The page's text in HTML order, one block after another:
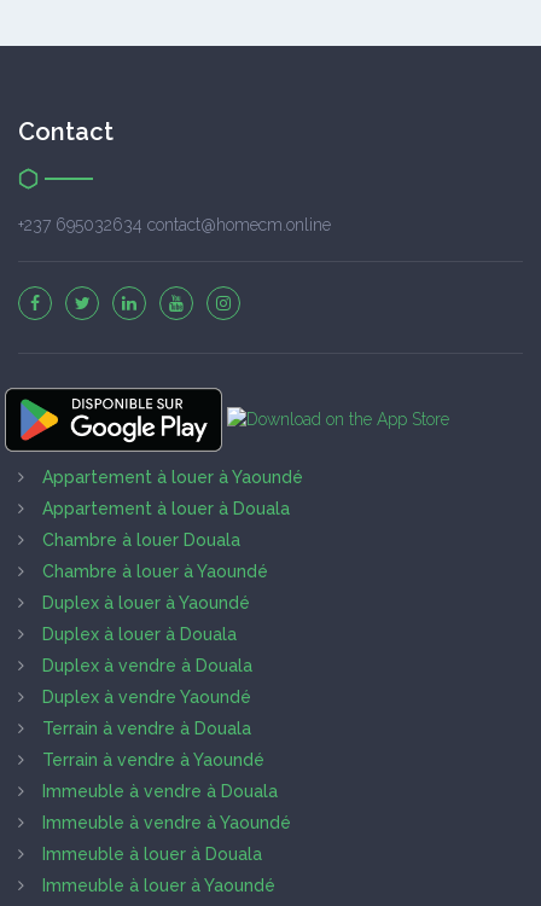
Contact
+237 695032634 contact@homecm.online
Appartement à louer à Yaoundé
Appartement à louer à Douala
Chambre à louer Douala
Chambre à louer à Yaoundé
Duplex à louer à Yaoundé
Duplex à louer à Douala
Duplex à vendre à Douala
Duplex à vendre Yaoundé
Terrain à vendre à Douala
Terrain à vendre à Yaoundé
Immeuble à vendre à Douala
Immeuble à vendre à Yaoundé
Immeuble à louer à Douala
Immeuble à louer à Yaoundé